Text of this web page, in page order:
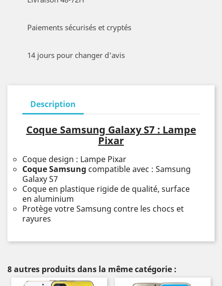
Paiements sécurisés et cryptés
14 jours pour changer d'avis
Description
Coque Samsung Galaxy S7 : Lampe
Pixar
Coque design : Lampe Pixar
Coque Samsung compatible avec : Samsung
Galaxy S7
Coque en plastique rigide de qualité, surface
en aluminium
Protège votre Samsung contre les chocs et
rayures
8 autres produits dans la même catégorie :